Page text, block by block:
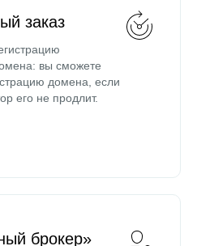
заказ
вы сможете
домена, если
его не продлит.
брокер»